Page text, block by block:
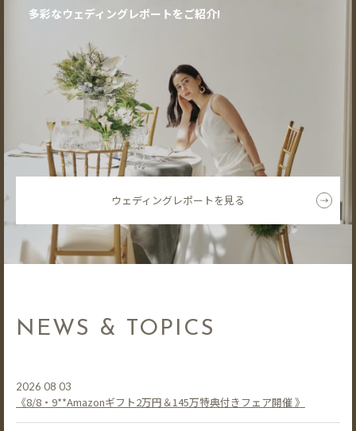
多彩なウェディングレポートをご紹介!
ウェディングレポートを見る
NEWS & TOPICS
2026 08 03
《8/8・9**Amazonギフト2万円＆145万特典付きフェア開催 》